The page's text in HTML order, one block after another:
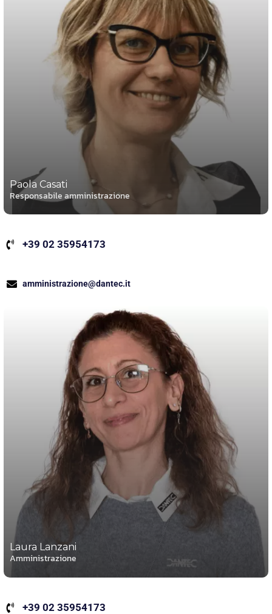
Paola Casati
Responsabile amministrazione
+39 02 35954173
amministrazione@dantec.it
Laura Lanzani
Amministrazione
+39 02 35954173